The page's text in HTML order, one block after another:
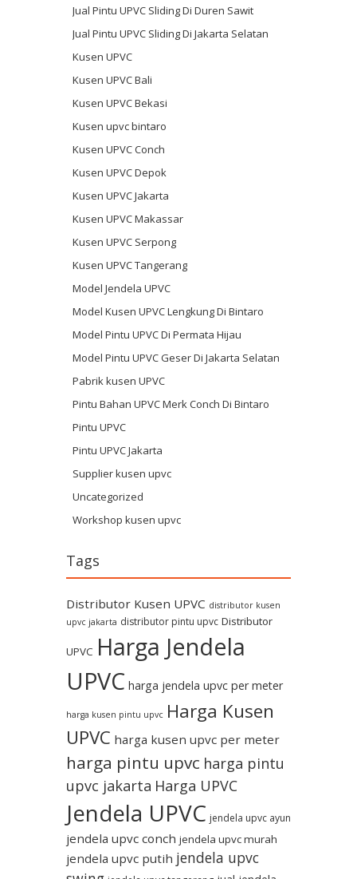
Jual Pintu UPVC Sliding Di Duren Sawit
Jual Pintu UPVC Sliding Di Jakarta Selatan
Kusen UPVC
Kusen UPVC Bali
Kusen UPVC Bekasi
Kusen upvc bintaro
Kusen UPVC Conch
Kusen UPVC Depok
Kusen UPVC Jakarta
Kusen UPVC Makassar
Kusen UPVC Serpong
Kusen UPVC Tangerang
Model Jendela UPVC
Model Kusen UPVC Lengkung Di Bintaro
Model Pintu UPVC Di Permata Hijau
Model Pintu UPVC Geser Di Jakarta Selatan
Pabrik kusen UPVC
Pintu Bahan UPVC Merk Conch Di Bintaro
Pintu UPVC
Pintu UPVC Jakarta
Supplier kusen upvc
Uncategorized
Workshop kusen upvc
Tags
Distributor Kusen UPVC distributor kusen
upvc jakarta distributor pintu upvc Distributor
UPVC Harga Jendela
UPVC harga jendela upvc per meter
harga kusen pintu upvc Harga Kusen
UPVC harga kusen upvc per meter
harga pintu upvc harga pintu
upvc jakarta Harga UPVC
Jendela UPVC jendela upvc ayun
jendela upvc conch jendela upvc murah
jendela upvc putih jendela upvc